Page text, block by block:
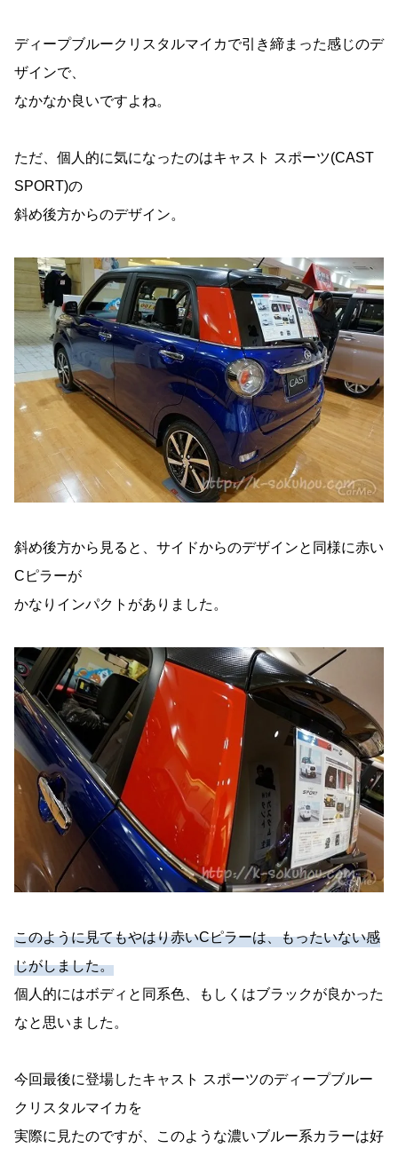
ディープブルークリスタルマイカで引き締まった感じのデ
ザインで、
なかなか良いですよね。
ただ、個人的に気になったのはキャスト スポーツ(CAST
SPORT)の
斜め後方からのデザイン。
斜め後方から見ると、サイドからのデザインと同様に赤い
Cピラーが
かなりインパクトがありました。
このように見てもやはり赤いCピラーは、もったいない感
じがしました。
個人的にはボディと同系色、もしくはブラックが良かった
なと思いました。
今回最後に登場したキャスト スポーツのディープブルー
クリスタルマイカを
実際に見たのですが、このような濃いブルー系カラーは好